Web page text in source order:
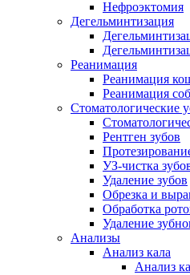
Нефроэктомия
Дегельминтизация
Реанимация
Реанимация
Реанимация
Стоматологические
Рентген зубов
УЗ-чистка
Удаление зубов
Обрезка и
Обработка
Удаление
Анализы
Анализ кала
Анализ